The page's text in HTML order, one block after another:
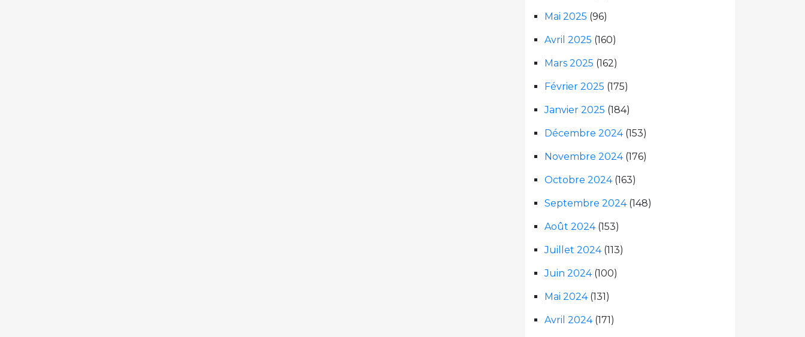
Mai 2025 (96)
Avril 2025 (160)
Mars 2025 (162)
Février 2025 (175)
Janvier 2025 (184)
Décembre 2024(153)
Novembre 2024(176)
Octobre 2024(163)
Septembre 2024(148)
Août 2024(153)
Juillet 2024(113)
Juin 2024(100)
Mai 2024(131)
Avril 2024(171)